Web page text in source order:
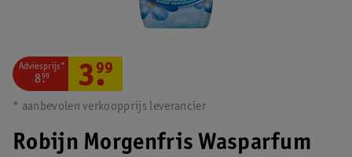
Robijn Morgenfris Wasparfum
Adviesprijs*
8.
99 3.
99
* aanbevolen verkoopprijs leverancier